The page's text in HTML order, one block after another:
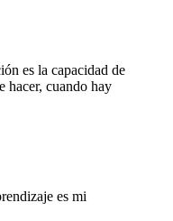
es la capacidad de
hacer, cuando hay
es mi